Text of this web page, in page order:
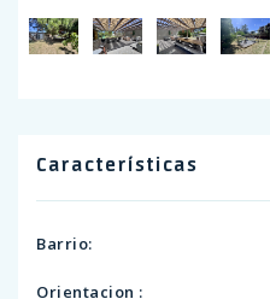
Características
Barrio:
Orientacion :